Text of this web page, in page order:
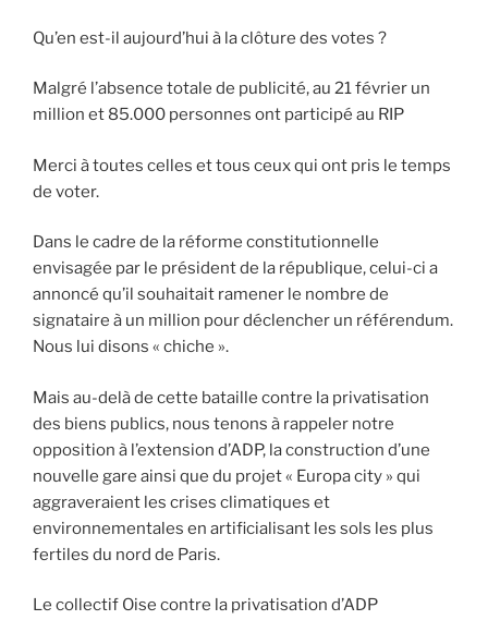
Qu’en est-il aujourd’hui à la clôture des votes ?
Malgré l’absence totale de publicité, au 21 février un
million et 85.000 personnes ont participé au RIP
Merci à toutes celles et tous ceux qui ont pris le temps
de voter.
Dans le cadre de la réforme constitutionnelle
envisagée par le président de la république, celui-ci a
annoncé qu’il souhaitait ramener le nombre de
signataire à un million pour déclencher un référendum.
Nous lui disons « chiche ».
Mais au-delà de cette bataille contre la privatisation
des biens publics, nous tenons à rappeler notre
opposition à l’extension d’ADP, la construction d’une
nouvelle gare ainsi que du projet « Europa city » qui
aggraveraient les crises climatiques et
environnementales en artificialisant les sols les plus
fertiles du nord de Paris.
Le collectif Oise contre la privatisation d’ADP